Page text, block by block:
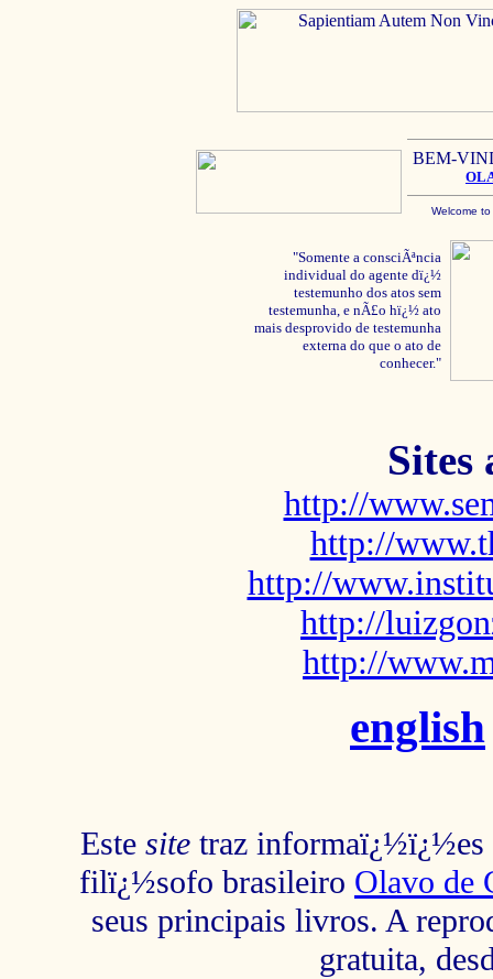
BEM-
Welcome
"Somente a consciÃªncia
individual do agente dï¿½
testemunho dos atos sem
testemunha, e nÃ£o hï¿½ ato
mais desprovido de testemunha
externa do que o ato de
conhecer."
Sites
http://
http://
http://
http://
http://
english
Este site traz informaï¿½ï¿½es
filï¿½sofo brasileiro Olavo de
seus principais livros. A
gratuita,